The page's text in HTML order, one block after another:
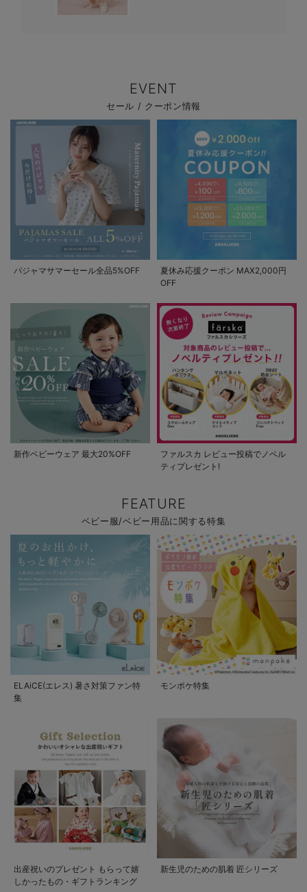
EVENT
セール / クーポン情報
パジャマサマーセール全品5%OFF
夏休み応援クーポン MAX2,000円
OFF
新作ベビーウェア 最大20%OFF
ファルスカ レビュー投稿でノベル
ティプレゼント!
FEATURE
ベビー服/ベビー用品に関する特集
ELAiCE(エレス) 暑さ対策ファン特
集
モンポケ特集
出産祝いのプレゼント もらって嬉
しかったもの・ギフトランキング
新生児のための肌着 匠シリーズ